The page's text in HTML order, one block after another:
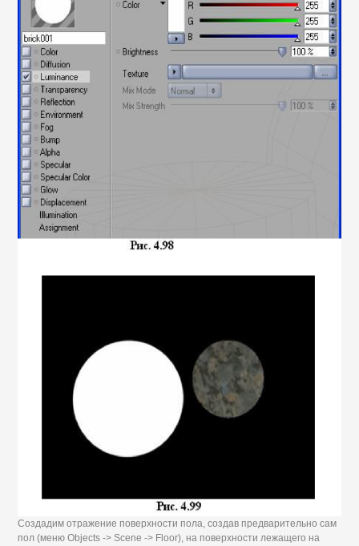
Создадим отражение поверхности пола, создав предварительно сам
пол (меню Objects -> Scene -> Floor), на поверхности лежащего на